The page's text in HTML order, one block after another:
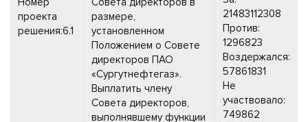
проекта
решения:6.1
размере,
установленном
Положением о Совете
директоров ПАО
«Сургутнефтегаз».
Выплатить члену
Совета директоров,
выполнявшему функции
21483112308
Против:
1296823
Воздержался:
57861831
Не
участвовало:
749862